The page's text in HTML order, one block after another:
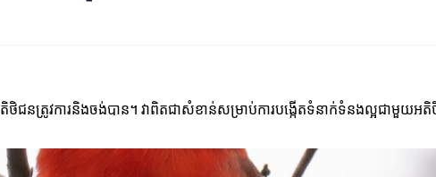
នត្រូវការនិងចង់បាន។ វាពិតជាសំខាន់សម្រាប់ការបង្កើតទំនាក់ទំនងល្អជាមួយអ